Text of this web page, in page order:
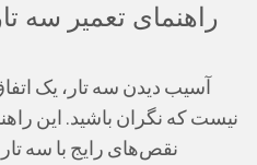
راهنمای تعمیر سه
آسیب دیدن سه تار، یک
نیست که نگران باشید. این
نقص‌های رایج با سه